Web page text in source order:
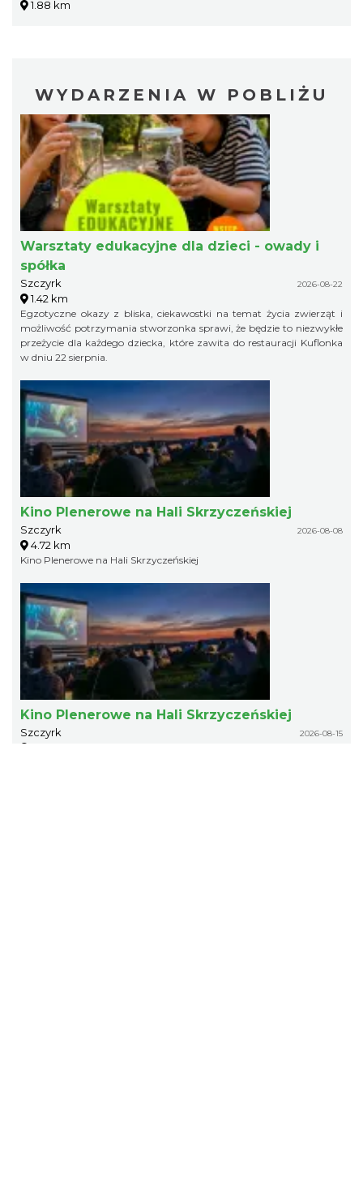
1.88 km
WYDARZENIA W POBLIŻU
Warsztaty edukacyjne dla dzieci - owady i
spółka
Szczyrk 2026-08-22
1.42 km
Egzotyczne okazy z bliska, ciekawostki na temat życia zwierząt i
możliwość potrzymania stworzonka sprawi, że będzie to niezwykłe
przeżycie dla każdego dziecka, które zawita do restauracji Kuflonka
w dniu 22 sierpnia.
Kino Plenerowe na Hali Skrzyczeńskiej
Szczyrk 2026-08-08
4.72 km
Kino Plenerowe na Hali Skrzyczeńskiej
Kino Plenerowe na Hali Skrzyczeńskiej
Szczyrk 2026-08-15